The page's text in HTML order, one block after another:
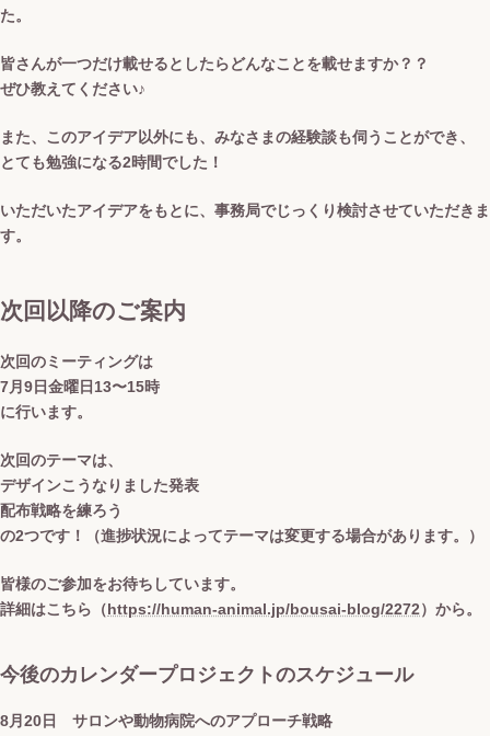
た。
皆さんが一つだけ載せるとしたらどんなことを載せますか？？
ぜひ教えてください♪
また、このアイデア以外にも、みなさまの経験談も伺うことができ、
とても勉強になる2時間でした！
いただいたアイデアをもとに、事務局でじっくり検討させていただきま
す。
次回以降のご案内
次回のミーティングは
7月9日金曜日13〜15時
に行います。
次回のテーマは、
デザインこうなりました発表
配布戦略を練ろう
の2つです！（進捗状況によってテーマは変更する場合があります。）
皆様のご参加をお待ちしています。
詳細はこちら（https://human-animal.jp/bousai-blog/2272）から。
今後のカレンダープロジェクトのスケジュール
8月20日 サロンや動物病院へのアプローチ戦略